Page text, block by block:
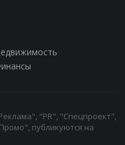
"PR", "Спецпроект",
публикуются на